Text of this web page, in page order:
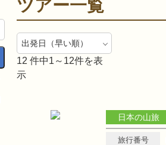
ツアー一覧
12 件中1～12件を表
示
日本の山旅
旅行番号